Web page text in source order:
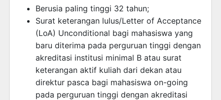
Berusia paling tinggi 32 tahun;
Surat keterangan lulus/Letter of Acceptance
(LoA) Unconditional bagi mahasiswa yang
baru diterima pada perguruan tinggi dengan
akreditasi institusi minimal B atau surat
keterangan aktif kuliah dari dekan atau
direktur pasca bagi mahasiswa on-going
pada perguruan tinggi dengan akreditasi